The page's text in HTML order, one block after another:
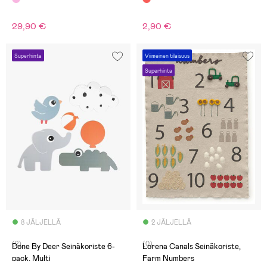
29,90 € 2,90 €
Superhinta
8 JÄLJELLÄ
(2)
Done By Deer Seinäkoriste 6-
pack, Multi
Viimeinen tilaisuus
Superhinta
2 JÄLJELLÄ
(0)
Lorena Canals Seinäkoriste,
Farm Numbers